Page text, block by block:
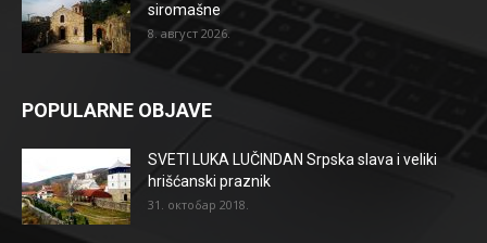
siromašne
8. август 2026.
POPULARNE OBJAVE
SVETI LUKA LUČINDAN Srpska slava i veliki
hrišćanski praznik
31. октобар 2018.